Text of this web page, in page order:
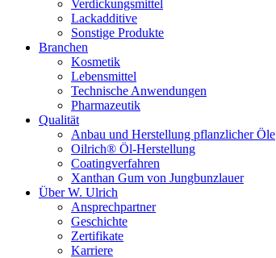
Verdickungsmittel
Lackadditive
Sonstige Produkte
Branchen
Kosmetik
Lebensmittel
Technische Anwendungen
Pharmazeutik
Qualität
Anbau und Herstellung pflanzlicher Öle
Oilrich® Öl-Herstellung
Coatingverfahren
Xanthan Gum von Jungbunzlauer
Über W. Ulrich
Ansprechpartner
Geschichte
Zertifikate
Karriere